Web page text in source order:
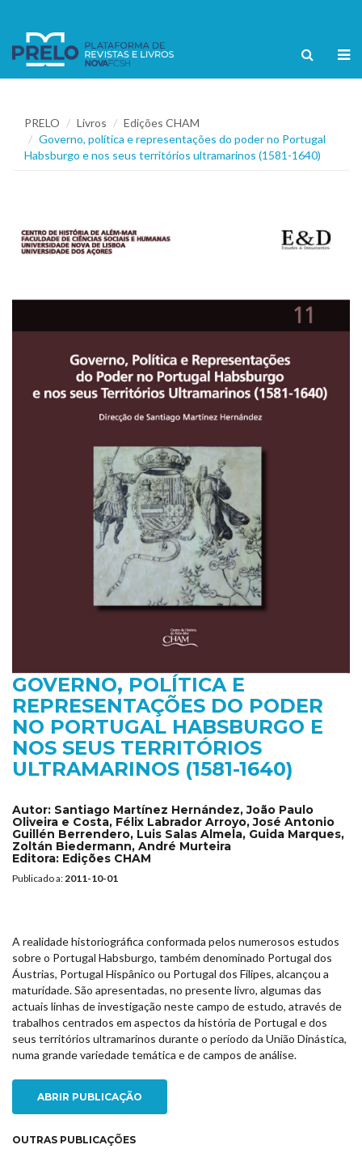
PRELO Livros
Edições CHAM
Governo, política e representações do poder no Portugal
Habsburgo e nos seus territórios ultramarinos (1581-1640)
GOVERNO, POLÍTICA E
REPRESENTAÇÕES DO PODER
NO PORTUGAL HABSBURGO E
NOS SEUS TERRITÓRIOS
ULTRAMARINOS (1581-1640)
Autor: Santiago Martínez Hernández, João Paulo
Oliveira e Costa, Félix Labrador Arroyo, José Antonio
Guillén Berrendero, Luis Salas Almela, Guida Marques,
Zoltán Biedermann, André Murteira
Editora: Edições CHAM
Publicado a: 2011-10-01
A realidade historiográfica conformada pelos numerosos estudos
sobre o Portugal Habsburgo, também denominado Portugal dos
Áustrias, Portugal Hispânico ou Portugal dos Filipes, alcançou a
maturidade. São apresentadas, no presente livro, algumas das
actuais linhas de investigação neste campo de estudo, através de
trabalhos centrados em aspectos da história de Portugal e dos
seus territórios ultramarinos durante o período da União Dinástica,
numa grande variedade temática e de campos de análise.
ABRIR PUBLICAÇÃO
OUTRAS PUBLICAÇÕES